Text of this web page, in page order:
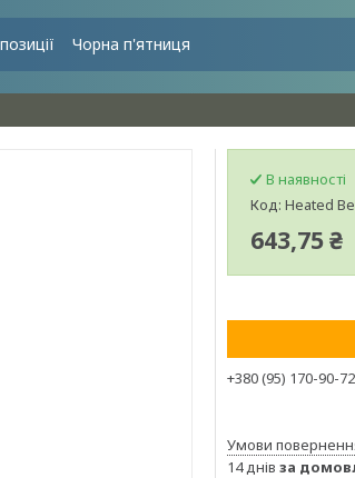
Чорна п'ятниця
В наявності
Код: Heated
643,75 ₴
+380 (95) 170-90-72
14 днів за